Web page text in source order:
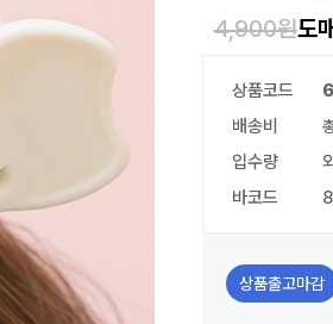
4,900원도
상품코드
배송비
입수량
바코드
상품출고마감